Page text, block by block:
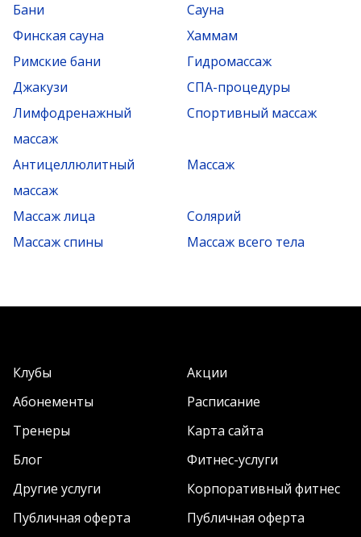
Бани
Сауна
Финская сауна
Хаммам
Римские бани
Гидромассаж
Джакузи
СПА-процедуры
Лимфодренажный
массаж
Спортивный массаж
Антицеллюлитный
массаж
Массаж
Массаж лица
Солярий
Массаж спины
Массаж всего тела
Клубы
Акции
Абонементы
Расписание
Тренеры
Карта сайта
Блог
Фитнес-услуги
Другие услуги
Корпоративный фитнес
Публичная оферта
Публичная оферта